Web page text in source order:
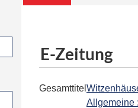
E-Zeitung
Gesamttitel
Allgemeine